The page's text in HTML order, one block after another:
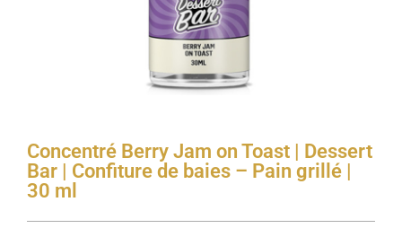
Concentré Berry Jam on Toast | Dessert
Bar | Confiture de baies – Pain grillé |
30 ml